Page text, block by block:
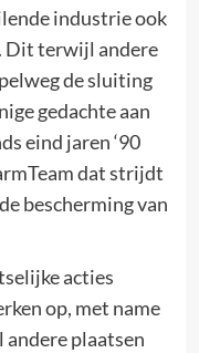
industrie ook
Dit terwijl andere
de sluiting
gedachte aan
eind jaren ‘90
dat strijdt
bescherming van
acties
op, met name
plaatsen